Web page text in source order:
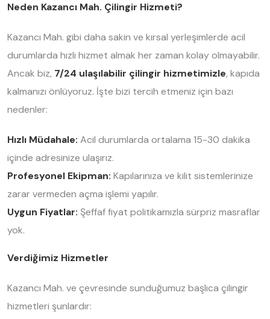
Neden Kazancı Mah. Çilingir Hizmeti?
Kazancı Mah. gibi daha sakin ve kırsal yerleşimlerde acil
durumlarda hızlı hizmet almak her zaman kolay olmayabilir.
Ancak biz, 7/24 ulaşılabilir çilingir hizmetimizle, kapıda
kalmanızı önlüyoruz. İşte bizi tercih etmeniz için bazı
nedenler:
Hızlı Müdahale: Acil durumlarda ortalama 15-30 dakika
içinde adresinize ulaşırız.
Profesyonel Ekipman: Kapılarınıza ve kilit sistemlerinize
zarar vermeden açma işlemi yapılır.
Uygun Fiyatlar: Şeffaf fiyat politikamızla sürpriz masraflar
yok.
Verdiğimiz Hizmetler
Kazancı Mah. ve çevresinde sunduğumuz başlıca çilingir
hizmetleri şunlardır: